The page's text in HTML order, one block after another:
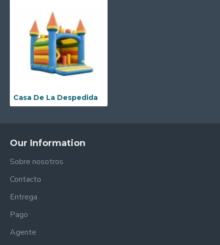
Casa De La Despedida
Our Information
Sobre nosotros
Contacto
Entrega
Pago
Agente